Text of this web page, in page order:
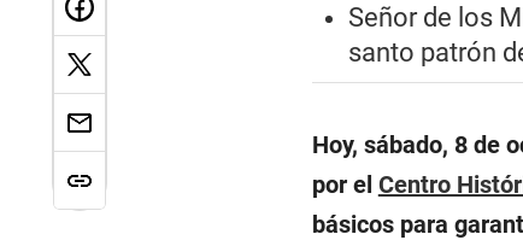
Señor de los
santo patrón
Hoy, sábado, 8 de
por el Centro
básicos para